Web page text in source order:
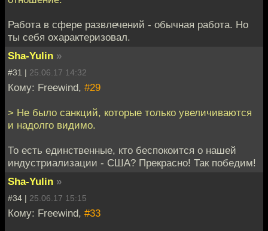
Работа в сфере развлечений - обычная работа. Но
ты себя охарактеризовал.
Sha-Yulin »
#31 | 25.06.17 14:32
Кому: Freewind, #29
> Не было санкций, которые только увеличиваются
и надолго видимо.
То есть единственные, кто беспокоится о нашей
индустриализации - США? Прекрасно! Так победим!
Sha-Yulin »
#34 | 25.06.17 15:15
Кому: Freewind, #33